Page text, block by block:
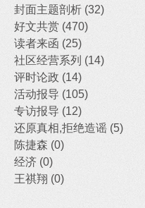
封面主题剖析 (32)
好文共赏 (470)
读者来函 (25)
社区经营系列 (14)
评时论政 (14)
活动报导 (105)
专访报导 (12)
还原真相,拒绝造谣 (5)
陈捷森 (0)
经济 (0)
王祺翔 (0)